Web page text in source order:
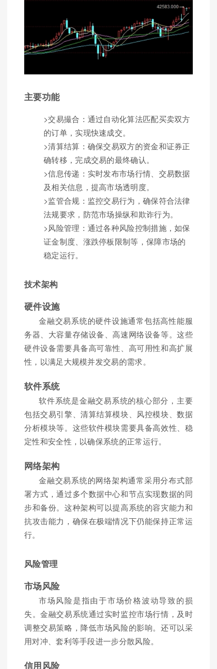
主要功能
>交易撮合：通过自动化算法匹配买卖双方
的订单，实现快速成交。
>清算结算：确保交易双方的资金和证券正
确转移，完成交易的最终确认。
>信息传递：实时发布市场行情、交易数据
及相关信息，提高市场透明度。
>监管合规：监控交易行为，确保符合法律
法规要求，防范市场操纵和欺诈行为。
>风险管理：通过各种风险控制措施，如保
证金制度、涨跌停板限制等，保障市场的
稳定运行。
技术架构
硬件设施
金融交易系统的硬件设施通常包括高性能服
务器、大容量存储设备、高速网络设备等。这些
硬件设备需要具备高可靠性、高可用性和高扩展
性，以满足大规模并发交易的需求。
软件系统
软件系统是金融交易系统的核心部分，主要
包括交易引擎、清算结算模块、风控模块、数据
分析模块等。这些软件模块需要具备高效性、稳
定性和安全性，以确保系统的正常运行。
网络架构
金融交易系统的网络架构通常采用分布式部
署方式，通过多个数据中心和节点实现数据的同
步和备份。这种架构可以提高系统的容灾能力和
抗攻击能力，确保在极端情况下仍能保持正常运
行。
风险管理
市场风险
市场风险是指由于市场价格波动导致的损
失。金融交易系统通过实时监控市场行情，及时
调整交易策略，降低市场风险的影响。还可以采
用对冲、套利等手段进一步分散风险。
信用风险